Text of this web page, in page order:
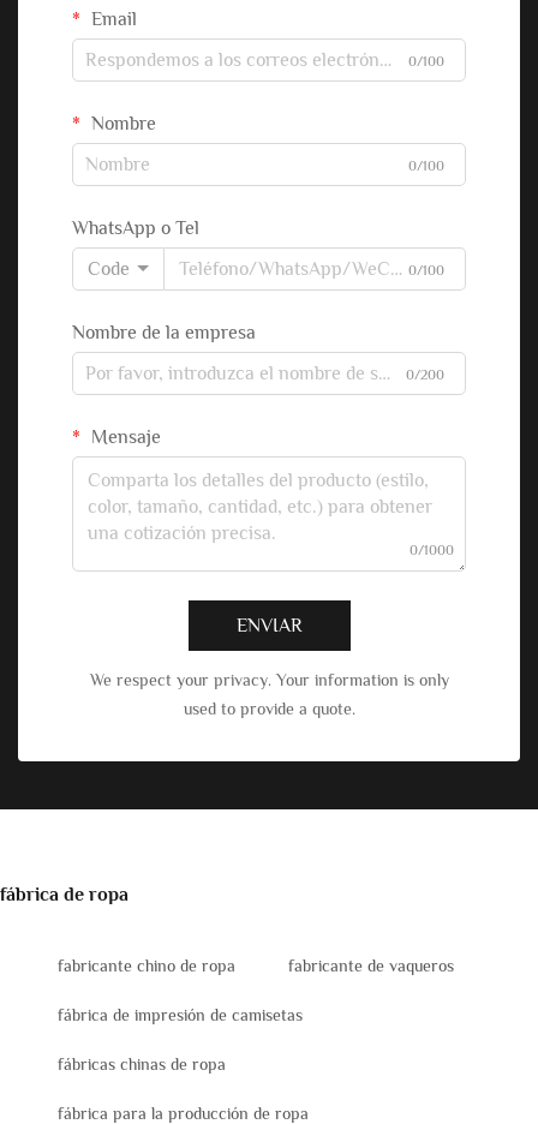
Email
0/100
Nombre
0/100
WhatsApp o Tel
Code
0/100
Nombre de la empresa
0/200
Mensaje
0/1000
ENVIAR
We respect your privacy. Your information is only
used to provide a quote.
fábrica de ropa
fabricante chino de ropa fabricante de vaqueros
fábrica de impresión de camisetas
fábricas chinas de ropa
fábrica para la producción de ropa